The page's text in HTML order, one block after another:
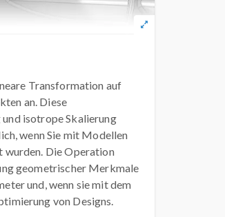
Transformation auf
an. Diese
isotrope Skalierung
wenn Sie mit Modellen
Die Operation
geometrischer Merkmale
und, wenn sie mit dem
von Designs.